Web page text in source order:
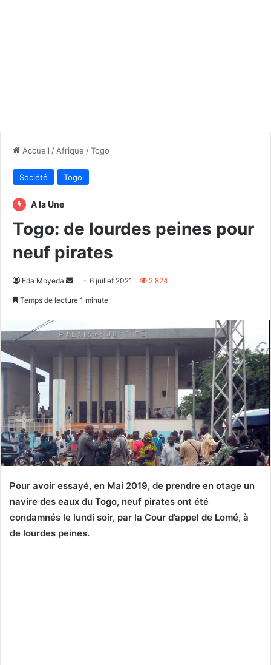
Accueil / Afrique /Togo
Société Togo
A la Une
Togo: de lourdes peines pour
neuf pirates
Eda Moyeda
Envoyer6 juillet 2021 2 824
Temps de lecture 1 minute
Pour avoir essayé, en Mai 2019, de prendre en otage un
navire des eaux du Togo, neuf pirates ont été
condamnés le lundi soir, par la Cour d’appel de Lomé, à
de lourdes peines.